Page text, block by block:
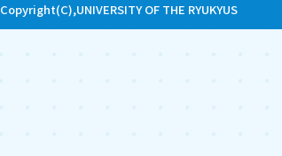
Copyright(C),UNIVERSITY OF THE RYUKYUS